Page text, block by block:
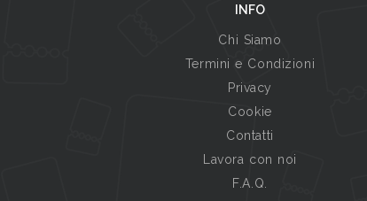
INFO
Chi Siamo
Termini e Condizioni
Privacy
Cookie
Contatti
Lavora con noi
F.A.Q.